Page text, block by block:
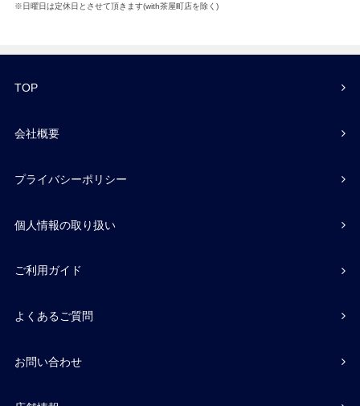
※日曜日は定休日とさせて頂きます(with茶屋町店を除く)
TOP
会社概要
プライバシーポリシー
個人情報の取り扱い
ご利用ガイド
よくあるご質問
お問い合わせ